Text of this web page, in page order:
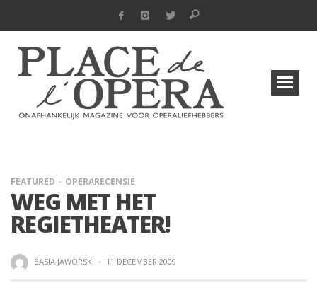
FEATURED OPERARECENSIE
WEG MET HET
REGIETHEATER!
BASIA JAWORSKI · 11 DECEMBER 2009